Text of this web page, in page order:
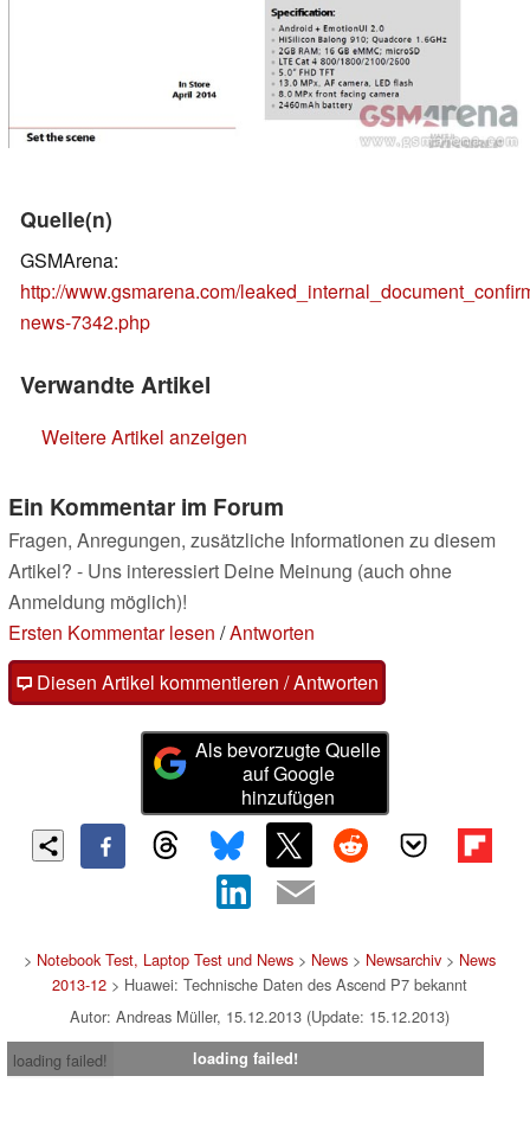
Quelle(n)
GSMArena:
http://www.gsmarena.com/
news-7342.php
Verwandte Artikel
Weitere Artikel anzeigen
Ein Kommentar im Forum
Fragen, Anregungen, zusätzliche Informationen zu diesem
Artikel? - Uns interessiert Deine Meinung (auch ohne
Anmeldung möglich)!
Ersten Kommentar lesen /Antworten
Diesen Artikel kommentieren / Antworten
Als bevorzugte Quelle
auf Google
hinzufügen
> Notebook Test, Laptop Test und News> News> Newsarchiv> News
2013-12> Huawei: Technische Daten des Ascend P7 bekannt
Autor: Andreas Müller, 15.12.2013 (Update: 15.12.2013)
loading failed!
loading failed!